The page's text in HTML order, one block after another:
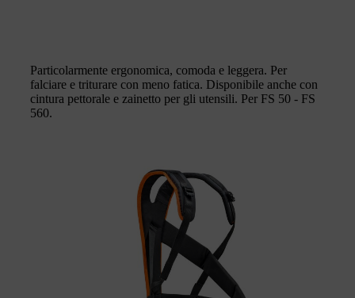
Particolarmente ergonomica, comoda e leggera. Per
falciare e triturare con meno fatica. Disponibile anche con
cintura pettorale e zainetto per gli utensili. Per FS 50 - FS
560.